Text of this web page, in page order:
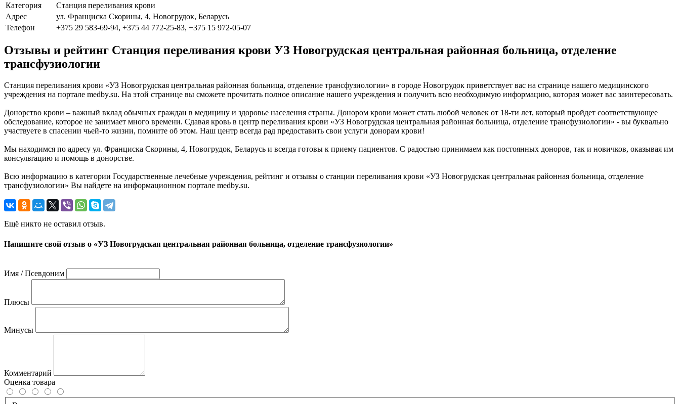
Категория
Станция переливания крови
Адрес
ул. Франциска Скорины, 4, Новогрудок, Беларусь
Телефон
+375 29 583-69-94, +375 44 772-25-83, +375 15 972-05-07
Отзывы и рейтинг Станция переливания крови УЗ Новогрудская центральная районная больница, отделение
трансфузиологии
Станция переливания крови «УЗ Новогрудская центральная районная больница, отделение трансфузиологии» в городе Новогрудок приветствует вас на странице нашего медицинского
учреждения на портале medby.su. На этой странице вы сможете прочитать полное описание нашего учреждения и получить всю необходимую информацию, которая может вас заинтересовать.
Донорство крови – важный вклад обычных граждан в медицину и здоровье населения страны. Донором крови может стать любой человек от 18-ти лет, который пройдет соответствующее
обследование, которое не занимает много времени. Сдавая кровь в центр переливания крови «УЗ Новогрудская центральная районная больница, отделение трансфузиологии» - вы буквально
участвуете в спасении чьей-то жизни, помните об этом. Наш центр всегда рад предоставить свои услуги донорам крови!
Мы находимся по адресу ул. Франциска Скорины, 4, Новогрудок, Беларусь и всегда готовы к приему пациентов. С радостью принимаем как постоянных доноров, так и новичков, оказывая им
консультацию и помощь в донорстве.
Всю информацию в категории Государственные лечебные учреждения, рейтинг и отзывы о станции переливания крови «УЗ Новогрудская центральная районная больница, отделение
трансфузиологии» Вы найдете на информационном портале medby.su.
Ещё никто не оставил отзыв.
Напишите свой отзыв о «УЗ Новогрудская центральная районная больница, отделение трансфузиологии»
Имя / Псевдоним
Плюсы
Минусы
Комментарий
Оценка товара